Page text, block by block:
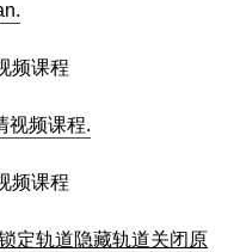
频课程
频课程
定轨道隐藏轨道关闭原